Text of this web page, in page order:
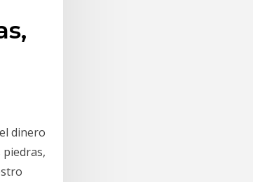
dinero